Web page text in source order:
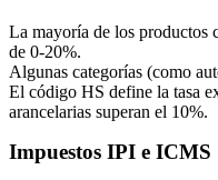
La mayoría de los productos
de 0-20%.
Algunas categorías (como
El código HS define la tasa
arancelarias superan el 10%.
Impuestos IPI e ICMS